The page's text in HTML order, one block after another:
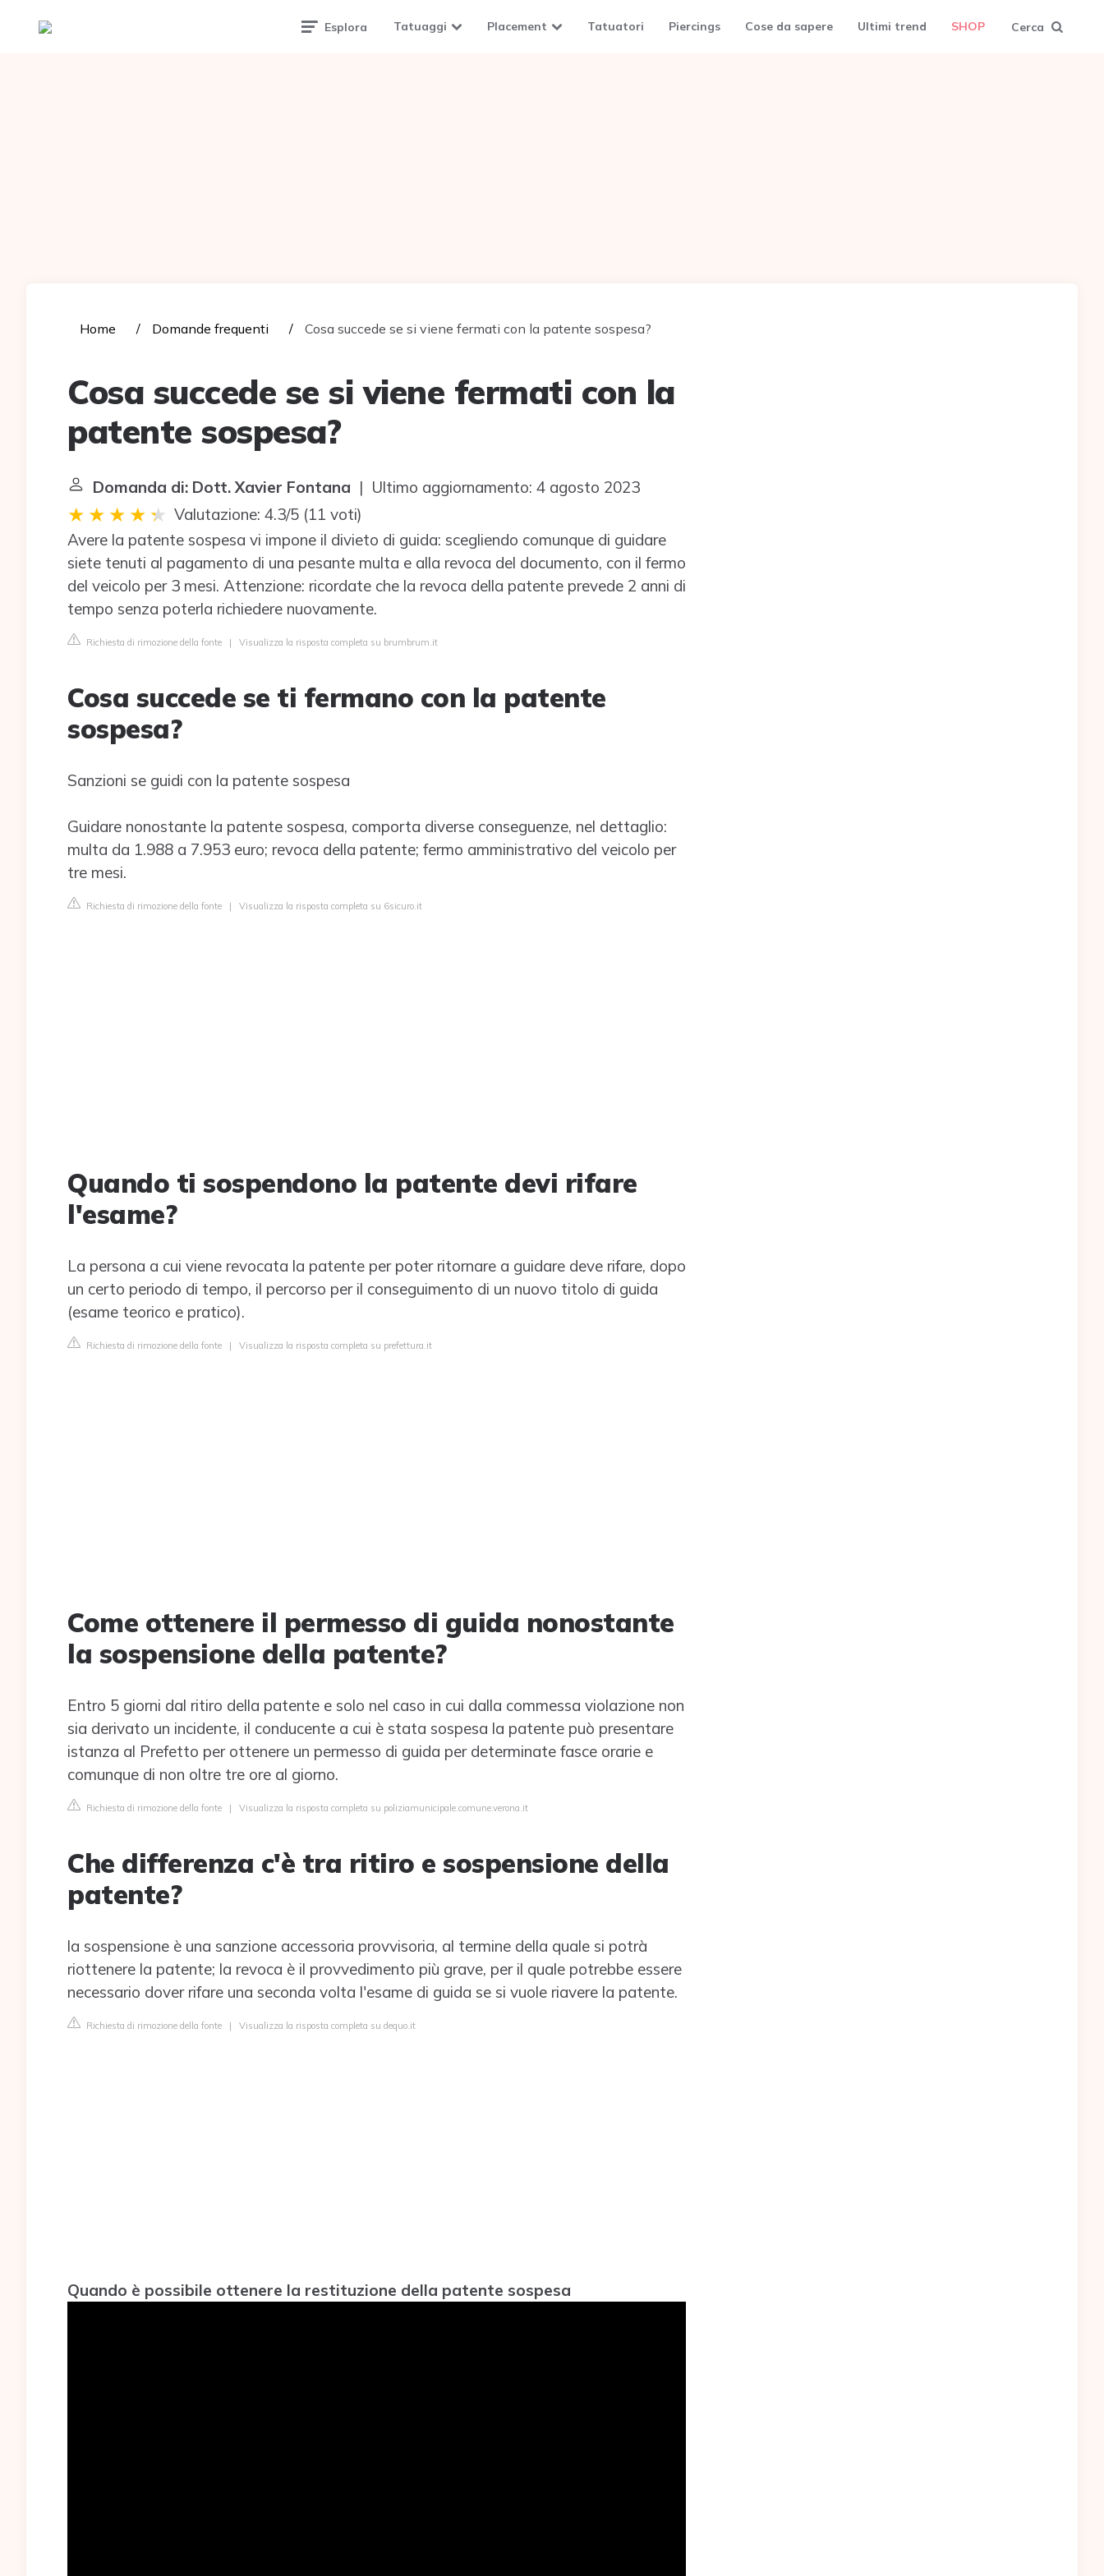
Tattoomuse.it Esplora Tatuaggi Placement Tatuatori Piercings Cose da sapere Ultimi trend SHOP Cerca
Home Domande frequenti Cosa succede se si viene fermati con la patente sospesa?
Cosa succede se si viene fermati con la
patente sospesa?
Domanda di: Dott. Xavier Fontana | Ultimo aggiornamento: 4 agosto 2023
Valutazione: 4.3/5 (11 voti)
Avere la patente sospesa vi impone il divieto di guida: scegliendo comunque di guidare
siete tenuti al pagamento di una pesante multa e alla revoca del documento, con il fermo
del veicolo per 3 mesi. Attenzione: ricordate che la revoca della patente prevede 2 anni di
tempo senza poterla richiedere nuovamente.
Richiesta di rimozione della fonte | Visualizza la risposta completa su brumbrum.it
Cosa succede se ti fermano con la patente
sospesa?
Sanzioni se guidi con la patente sospesa
Guidare nonostante la patente sospesa, comporta diverse conseguenze, nel dettaglio:
multa da 1.988 a 7.953 euro; revoca della patente; fermo amministrativo del veicolo per
tre mesi.
Richiesta di rimozione della fonte | Visualizza la risposta completa su 6sicuro.it
Quando ti sospendono la patente devi rifare
l'esame?
La persona a cui viene revocata la patente per poter ritornare a guidare deve rifare, dopo
un certo periodo di tempo, il percorso per il conseguimento di un nuovo titolo di guida
(esame teorico e pratico).
Richiesta di rimozione della fonte | Visualizza la risposta completa su prefettura.it
Come ottenere il permesso di guida nonostante
la sospensione della patente?
Entro 5 giorni dal ritiro della patente e solo nel caso in cui dalla commessa violazione non
sia derivato un incidente, il conducente a cui è stata sospesa la patente può presentare
istanza al Prefetto per ottenere un permesso di guida per determinate fasce orarie e
comunque di non oltre tre ore al giorno.
Richiesta di rimozione della fonte | Visualizza la risposta completa su poliziamunicipale.comune.verona.it
Che differenza c'è tra ritiro e sospensione della
patente?
la sospensione è una sanzione accessoria provvisoria, al termine della quale si potrà
riottenere la patente; la revoca è il provvedimento più grave, per il quale potrebbe essere
necessario dover rifare una seconda volta l'esame di guida se si vuole riavere la patente.
Richiesta di rimozione della fonte | Visualizza la risposta completa su dequo.it
Quando è possibile ottenere la restituzione della patente sospesa